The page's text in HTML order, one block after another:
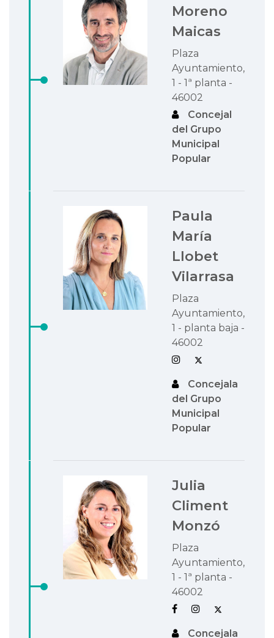
Moreno
Maicas
Plaza
Ayuntamiento,
1 - 1ª planta -
46002
Concejal
del Grupo
Municipal
Popular
Paula
María
Llobet
Vilarrasa
Plaza
Ayuntamiento,
1 - planta baja -
46002
Concejala
del Grupo
Municipal
Popular
Julia
Climent
Monzó
Plaza
Ayuntamiento,
1 - 1ª planta -
46002
Concejala